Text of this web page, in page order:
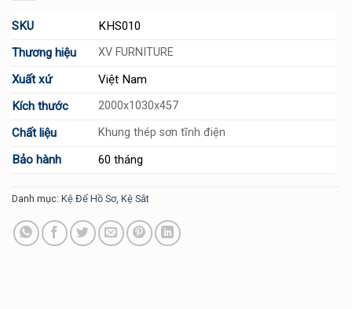
SKU
KHS010
Thương hiệu
XV FURNITURE
Xuất xứ
Việt Nam
Kích thước
2000x1030x457
Chất liệu Khung thép sơn tĩnh điện
Bảo hành 60 tháng
Danh mục: Kệ Để Hồ Sơ, Kệ Sắt